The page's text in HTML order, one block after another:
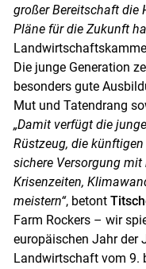
großer Bereitschaft die
Pläne für die Zukunft
Die junge Generation
besonders gute
Mut und Tatendrang
„Damit verfügt die
Rüstzeug, die
sichere Versorgung
Krisenzeiten,
meistern“, betont
Farm Rockers – wir
europäischen Jahr der
Landwirtschaft vom 9.